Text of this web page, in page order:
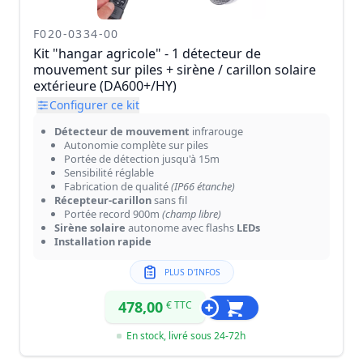
F020-0334-00
Kit "hangar agricole" - 1 détecteur de
mouvement sur piles + sirène / carillon solaire
extérieure (DA600+/HY)
Configurer ce kit
Détecteur de mouvement infrarouge
Autonomie complète sur piles
Portée de détection jusqu'à 15m
Sensibilité réglable
Fabrication de qualité(IP66 étanche)
Récepteur-carillonsans fil
Portée record 900m (champ libre)
Sirène solaire autonome avec flashs LEDs
Installation rapide
PLUS D'INFOS
478,00 € TTC
En stock, livré sous 24-72h